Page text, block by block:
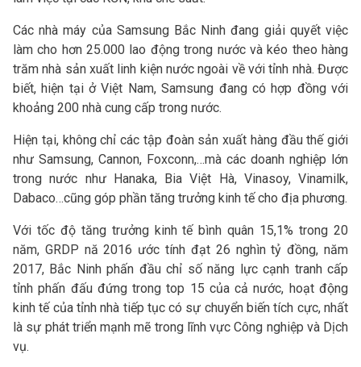
Các nhà máy của Samsung Bắc Ninh đang giải quyết việc
làm cho hơn 25.000 lao động trong nước và kéo theo hàng
trăm nhà sản xuất linh kiện nước ngoài về với tỉnh nhà. Được
biết, hiện tại ở Việt Nam, Samsung đang có hợp đồng với
khoảng 200 nhà cung cấp trong nước.
Hiện tại, không chỉ các tập đoàn sản xuất hàng đầu thế giới
như Samsung, Cannon, Foxconn,…mà các doanh nghiệp lớn
trong nước như Hanaka, Bia Việt Hà, Vinasoy, Vinamilk,
Dabaco…cũng góp phần tăng trưởng kinh tế cho địa phương.
Với tốc độ tăng trưởng kinh tế bình quân 15,1% trong 20
năm, GRDP nă 2016 ước tính đạt 26 nghìn tỷ đồng, năm
2017, Bắc Ninh phấn đầu chỉ số năng lực cạnh tranh cấp
tỉnh phấn đấu đứng trong top 15 của cả nước, hoạt động
kinh tế của tỉnh nhà tiếp tục có sự chuyển biến tích cực, nhất
là sự phát triển mạnh mẽ trong lĩnh vực Công nghiệp và Dịch
vụ.